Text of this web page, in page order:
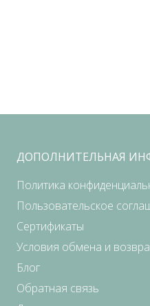
ДОПОЛНИТЕЛЬНАЯ
Политика
Пользовательское
Сертификаты
Условия обмена и
Блог
Обратная связь